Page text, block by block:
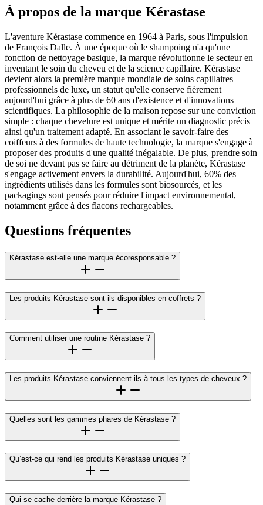
À propos de la marque Kérastase
L'aventure Kérastase commence en 1964 à Paris, sous l'impulsion
de François Dalle. À une époque où le shampoing n'a qu'une
fonction de nettoyage basique, la marque révolutionne le secteur en
inventant le soin du cheveu et de la science capillaire. Kérastase
devient alors la première marque mondiale de soins capillaires
professionnels de luxe, un statut qu'elle conserve fièrement
aujourd'hui grâce à plus de 60 ans d'existence et d'innovations
scientifiques. La philosophie de la maison repose sur une conviction
simple : chaque chevelure est unique et mérite un diagnostic précis
ainsi qu'un traitement adapté. En associant le savoir-faire des
coiffeurs à des formules de haute technologie, la marque s'engage à
proposer des produits d'une qualité inégalable. De plus, prendre soin
de soi ne devant pas se faire au détriment de la planète, Kérastase
s'engage activement envers la durabilité. Aujourd'hui, 60% des
ingrédients utilisés dans les formules sont biosourcés, et les
packagings sont pensés pour réduire l'impact environnemental,
notamment grâce à des flacons rechargeables.
Questions fréquentes
Kérastase est-elle une marque écoresponsable ?
Les produits Kérastase sont-ils disponibles en coffrets ?
Comment utiliser une routine Kérastase ?
Les produits Kérastase conviennent-ils à tous les types de cheveux ?
Quelles sont les gammes phares de Kérastase ?
Qu’est-ce qui rend les produits Kérastase uniques ?
Qui se cache derrière la marque Kérastase ?